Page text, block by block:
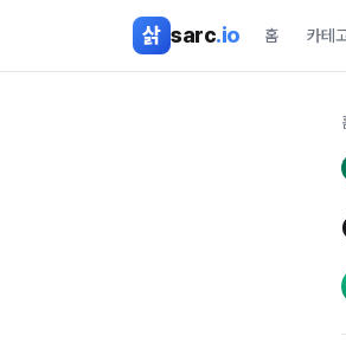
삵 sarc.io 홈 카테